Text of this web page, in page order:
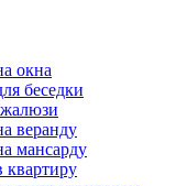
окна
беседки
веранду
мансарду